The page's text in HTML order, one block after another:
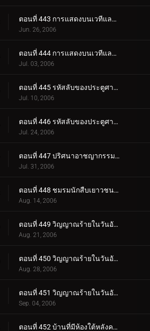
ตอนที่ 443 การแสดงบนเวทีและการลักพาตัว (ตอนแรก)
Jun. 26, 2006
ตอนที่ 444 การแสดงบนเวทีและการลักพาตัว (ตอนจบ)
Jul. 03, 2006
ตอนที่ 445 รหัสลับของประตูศาลเจ้า (ตอนแรก)
Jul. 10, 2006
ตอนที่ 446 รหัสลับของประตูศาลเจ้า (ตอนจบ)
Jul. 24, 2006
ตอนที่ 447 ปริศนาอาชญากรรมครึ่งเดียว
Jul. 31, 2006
ตอนที่ 448 ชมรมนักสืบเยาวชนกับนกสีฟ้า
Aug. 14, 2006
ตอนที่ 449 วิญญาณร้ายในวันอับโชค (ภาคคดี)
Aug. 21, 2006
ตอนที่ 450 วิญญาณร้ายในวันอับโชค (ภาคสงสัย)
Aug. 28, 2006
ตอนที่ 451 วิญญาณร้ายในวันอับโชค (ภาคไขปริศนา)
Sep. 04, 2006
ตอนที่ 452 บ้านที่มีห้องใต้หลังคาแห่งเมืองเบกะ